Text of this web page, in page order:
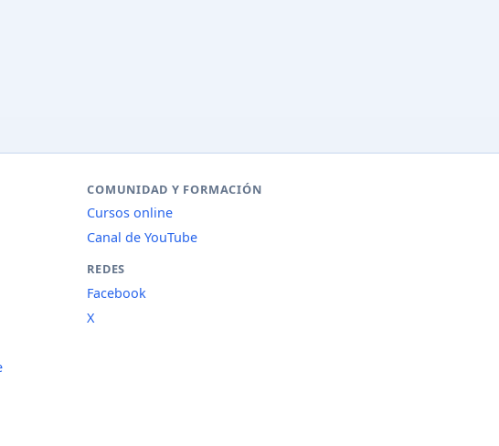
COMUNIDAD Y FORMACIÓN
Cursos online
Canal de YouTube
REDES
Facebook
X